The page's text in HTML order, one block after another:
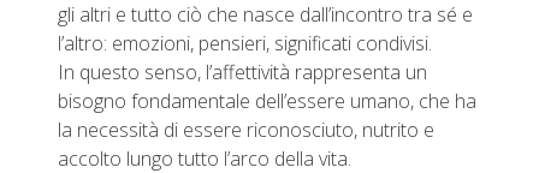
gli altri e tutto ciò che nasce dall’incontro tra sé e
l’altro: emozioni, pensieri, significati condivisi.
In questo senso, l’affettività rappresenta un
bisogno fondamentale dell’essere umano, che ha
la necessità di essere riconosciuto, nutrito e
accolto lungo tutto l’arco della vita.